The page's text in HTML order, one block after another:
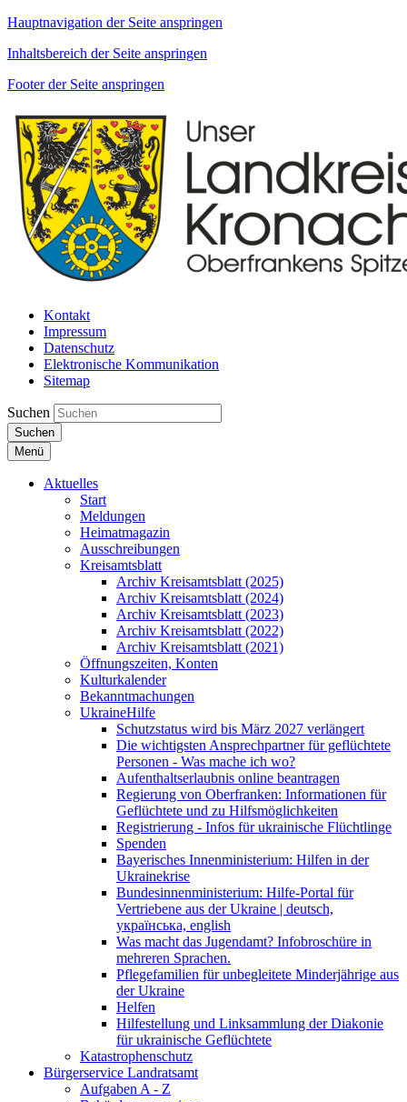
Hauptnavigation der Seite anspringen
Inhaltsbereich der Seite anspringen
Footer der Seite anspringen
Kontakt
Impressum
Datenschutz
Elektronische Kommunikation
Sitemap
Suchen
Suchen
Menü
Aktuelles
Start
Meldungen
Heimatmagazin
Ausschreibungen
Kreisamtsblatt
Archiv Kreisamtsblatt (2025)
Archiv Kreisamtsblatt (2024)
Archiv Kreisamtsblatt (2023)
Archiv Kreisamtsblatt (2022)
Archiv Kreisamtsblatt (2021)
Öffnungszeiten, Konten
Kulturkalender
Bekanntmachungen
UkraineHilfe
Schutzstatus wird bis März 2027 verlängert
Die wichtigsten Ansprechpartner für geflüchtete
Personen - Was mache ich wo?
Aufenthaltserlaubnis online beantragen
Regierung von Oberfranken: Informationen für
Geflüchtete und zu Hilfsmöglichkeiten
Registrierung - Infos für ukrainische Flüchtlinge
Spenden
Bayerisches Innenministerium: Hilfen in der
Ukrainekrise
Bundesinnenministerium: Hilfe-Portal für
Vertriebene aus der Ukraine | deutsch,
українська, english
Was macht das Jugendamt? Infobroschüre in
mehreren Sprachen.
Pflegefamilien für unbegleitete Minderjährige aus
der Ukraine
Helfen
Hilfestellung und Linksammlung der Diakonie
für ukrainische Geflüchtete
Katastrophenschutz
Bürgerservice Landratsamt
Aufgaben A - Z